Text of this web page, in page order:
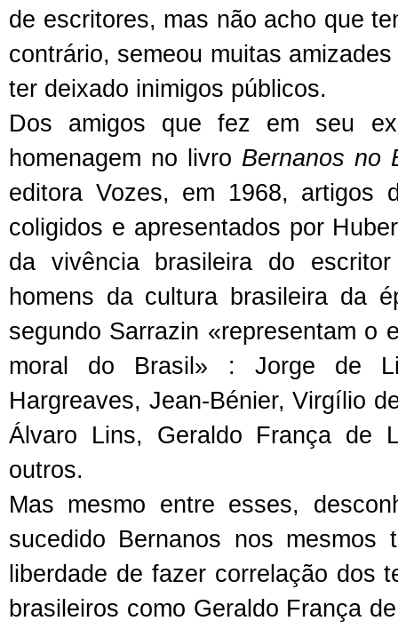
de escritores, mas não acho que
contrário, semeou muitas
ter deixado inimigos públicos.
Dos amigos que fez em seu
homenagem no livro Bernanos no
editora Vozes, em 1968, artigos
coligidos e apresentados por
da vivência brasileira do
homens da cultura brasileira da
segundo Sarrazin «representam o
moral do Brasil» : Jorge de
Hargreaves, Jean-Bénier, Virgílio
Álvaro Lins, Geraldo França de
outros.
Mas mesmo entre esses,
sucedido Bernanos nos
liberdade de fazer correlação dos
brasileiros como Geraldo França